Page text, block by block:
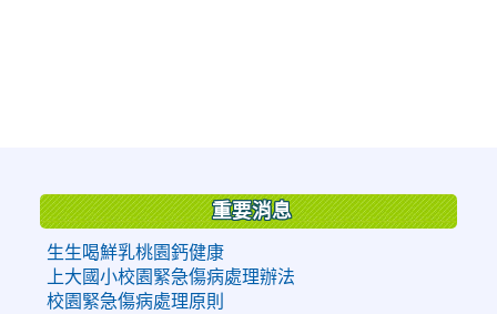
重要消息
生生喝鮮乳桃園鈣健康
上大國小校園緊急傷病處理辦法
校園緊急傷病處理原則